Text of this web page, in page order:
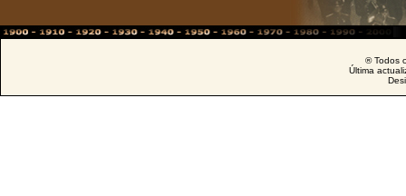
® Todos
Última